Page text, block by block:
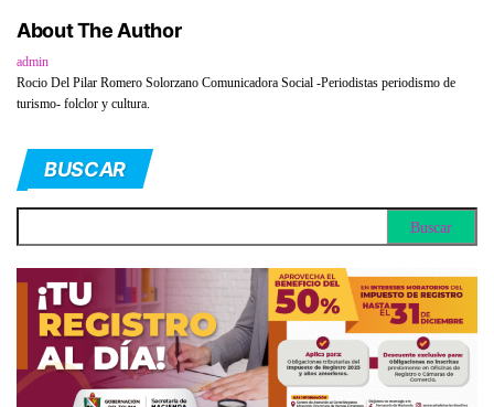
About The Author
admin
Rocio Del Pilar Romero Solorzano Comunicadora Social -Periodistas periodismo de
turismo- folclor y cultura.
BUSCAR